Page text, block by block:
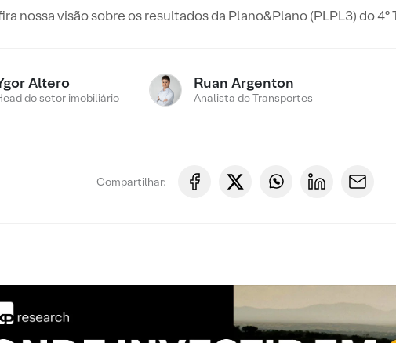
nossa visão sobre os resultados da Plano&Plano (PLPL3) do
Altero
do setor imobiliário
Ruan Argenton
Analista de Transportes
Compartilhar: